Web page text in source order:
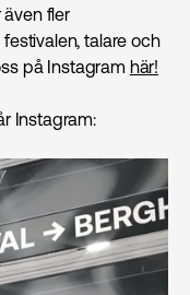
även fler
talare och
på Instagram här!
Instagram: